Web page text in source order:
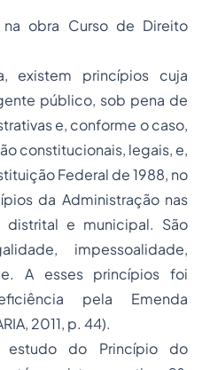
na obra Curso de Direito
existem princípios cuja
público, sob pena de
e, conforme o caso,
constitucionais, legais, e,
Federal de 1988, no
da Administração nas
distrital e municipal. São
impessoalidade,
A esses princípios foi
pela Emenda
2011, p. 44).
do Princípio do